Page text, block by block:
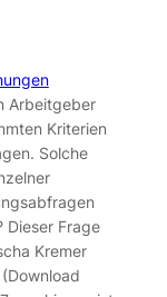
Arbeitgeber
Kriterien
Solche
Dieser Frage
Kremer